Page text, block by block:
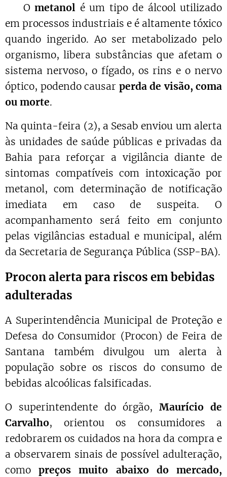
🔬 Ometanol é um tipo de álcool utilizado
em processos industriais e é altamente tóxico
quando ingerido. Ao ser metabolizado pelo
organismo, libera substâncias que afetam o
sistema nervoso, o fígado, os rins e o nervo
óptico, podendo causar perda de visão, coma
ou morte.
Na quinta-feira (2), a Sesab enviou um alerta
às unidades de saúde públicas e privadas da
Bahia para reforçar a vigilância diante de
sintomas compatíveis com intoxicação por
metanol, com determinação de notificação
imediata em caso de suspeita. O
acompanhamento será feito em conjunto
pelas vigilâncias estadual e municipal, além
da Secretaria de Segurança Pública (SSP-BA).
Procon alerta para riscos em bebidas
adulteradas
A Superintendência Municipal de Proteção e
Defesa do Consumidor (Procon) de Feira de
Santana também divulgou um alerta à
população sobre os riscos do consumo de
bebidas alcoólicas falsificadas.
O superintendente do órgão, Maurício de
Carvalho, orientou os consumidores a
redobrarem os cuidados na hora da compra e
a observarem sinais de possível adulteração,
comopreços muito abaixo do mercado,